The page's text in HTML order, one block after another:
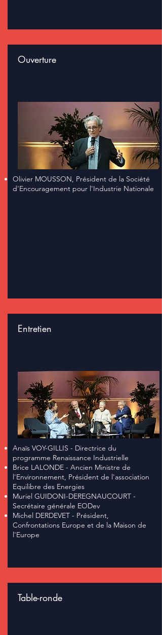
Ouverture
Olivier MOUSSON, Président de la Société
d'Encouragement pour l'Industrie Nationale
Entretien
Anaïs VOY-GILLIS - Directrice du
programme Renaissance Industrielle
Brice LALONDE - Ancien Ministre de
l'Environnement, Président de l'association
Equilibre des Energies
Muriel GUIDONI-DEREGNAUCOURT -
Secrétaire générale EODev
Michel DERDEVET - Président,
Confrontations Europe et de la Maison de
l'Europe
Table-ronde